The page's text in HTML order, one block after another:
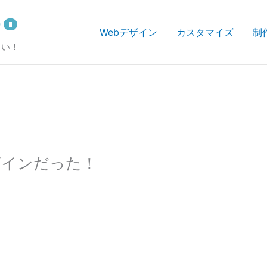
！
Webデザイン カスタマイズ 制
ンだった！